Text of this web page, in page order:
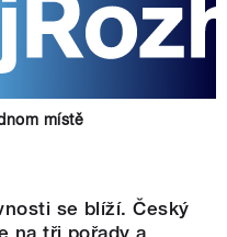
místě
se blíží. Český
na tři pořady a